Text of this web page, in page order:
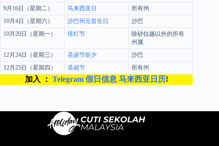
9月16日（星期二）
马来西亚日
所有州
10月4日（星期六）
沙巴州元首生日
沙巴
10月20日（星期一）
排灯节
除砂拉越以外的所有
州属
12月24日（星期三）
圣诞节前夕
沙巴
12月25日（星期四）
圣诞节 所有州
加入 ： Telegram 假日信息 马来西亚日历!